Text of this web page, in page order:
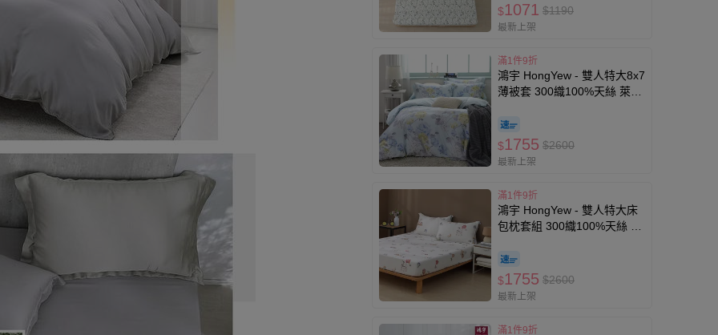
$1071 $1190
最新上架
滿1件9折
鴻宇 HongYew - 雙人特大8x7
薄被套 300織100%天絲 萊賽
$1755 $2600
最新上架
滿1件9折
鴻宇 HongYew - 雙人特大床
包枕套組 300織100%天絲 萊
$1755 $2600
最新上架
滿1件9折